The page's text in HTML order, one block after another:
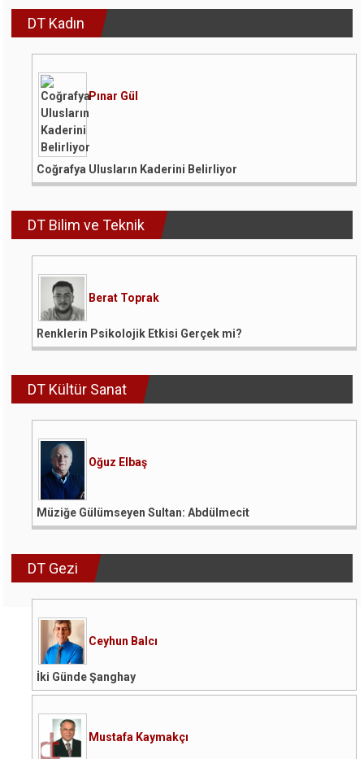
DT Kadın
Pınar Gül
Coğrafya Ulusların Kaderini Belirliyor
DT Bilim ve Teknik
Berat Toprak
Renklerin Psikolojik Etkisi Gerçek mi?
DT Kültür Sanat
Oğuz Elbaş
Müziğe Gülümseyen Sultan: Abdülmecit
DT Gezi
Ceyhun Balcı
İki Günde Şanghay
Mustafa Kaymakçı